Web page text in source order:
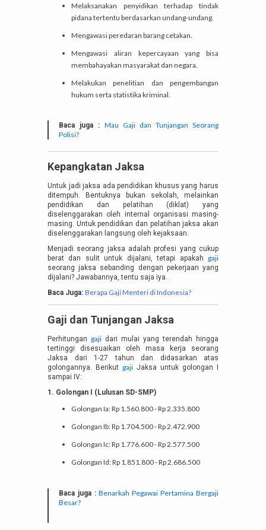
Melaksanakan penyidikan terhadap tindak
pidana tertentu berdasarkan undang-undang.
Mengawasi peredaran barang cetakan.
Mengawasi aliran kepercayaan yang bisa
membahayakan masyarakat dan negara.
Melakukan penelitian dan pengembangan
hukum serta statistika kriminal.
Baca juga : Mau Gaji dan Tunjangan Seorang
Polisi?
Kepangkatan Jaksa
Untuk jadi jaksa ada pendidikan khusus yang harus
ditempuh. Bentuknya bukan sekolah, melainkan
pendidikan dan pelatihan (diklat) yang
diselenggarakan oleh internal organisasi masing-
masing. Untuk pendidikan dan pelatihan jaksa akan
diselenggarakan langsung oleh kejaksaan.
Menjadi seorang jaksa adalah profesi yang cukup
berat dan sulit untuk dijalani, tetapi apakah gaji
seorang jaksa sebanding dengan pekerjaan yang
dijalani? Jawabannya, tentu saja iya.
Baca Juga: Berapa Gaji Menteri di Indonesia?
Gaji dan Tunjangan Jaksa
Perhitungan gaji dari mulai yang terendah hingga
tertinggi disesuaikan oleh masa kerja seorang
Jaksa dari 1-27 tahun dan didasarkan atas
golongannya. Berikut gaji Jaksa untuk golongan I
sampai IV:
1. Golongan I (Lulusan SD-SMP)
Golongan Ia: Rp 1.560.800 - Rp 2.335.800
Golongan Ib: Rp 1.704.500 - Rp 2.472.900
Golongan Ic: Rp 1.776.600 - Rp 2.577.500
Golongan Id: Rp 1.851.800 - Rp 2.686.500
Baca juga :Benarkah Pegawai Pertamina Bergaji
Besar?